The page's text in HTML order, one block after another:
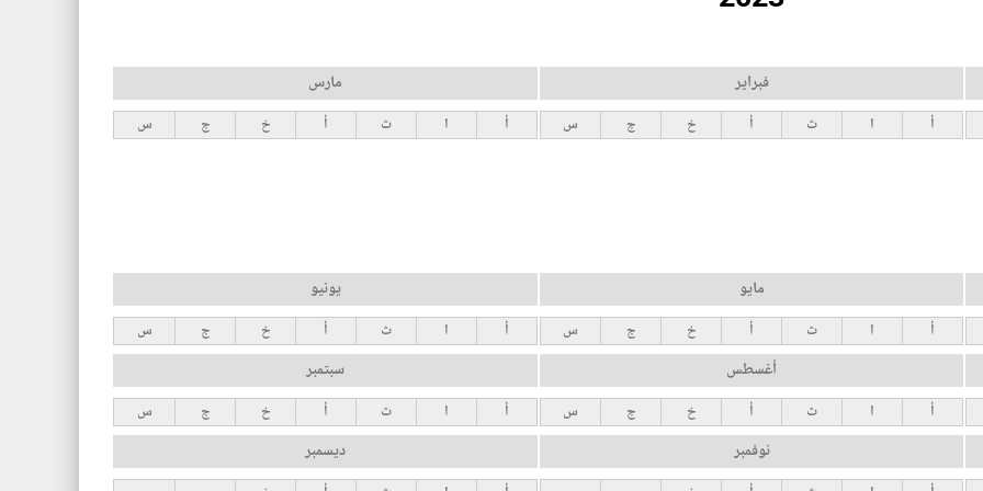
فبراير
أ ا ث أ خ ج س
مارس
أ ا ث أ خ ج س
مايو
أ ا ث أ خ ج س
يونيو
أ ا ث أ خ ج س
أغسطس
أ ا ث أ خ ج س
سبتمبر
أ ا ث أ خ ج س
نوفمبر ديسمبر